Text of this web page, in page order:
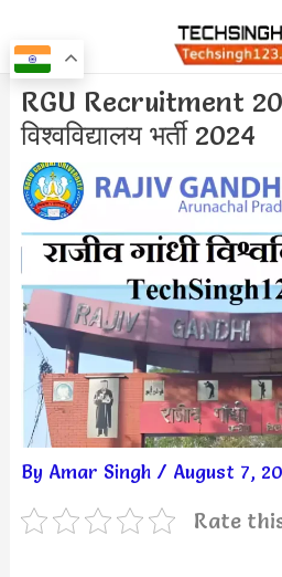
to
content
RGU Recruitment
विश्वविद्यालय भर्ती 2024
By Amar Singh / August 7,
Rate
Post
navigation